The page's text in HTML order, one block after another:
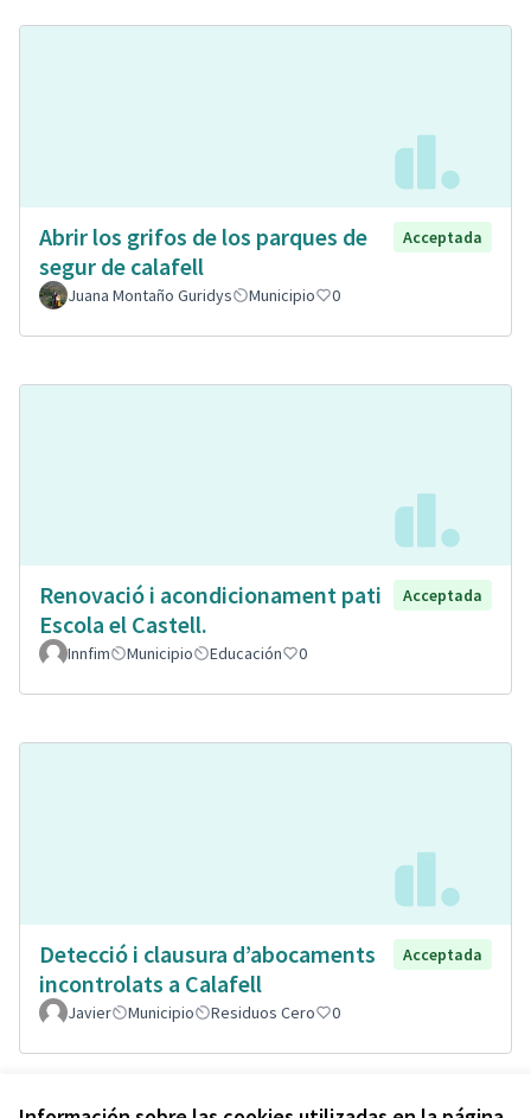
Abrir los grifos de los parques de
segur de calafell
Acceptada
Juana Montaño Guridys Municipio 0
Renovació i acondicionament pati
Escola el Castell.
Acceptada
Innfim Municipio Educación 0
Detecció i clausura d’abocaments
incontrolats a Calafell
Acceptada
Javier Municipio Residuos Cero 0
Ver todas las propuestas retiradas